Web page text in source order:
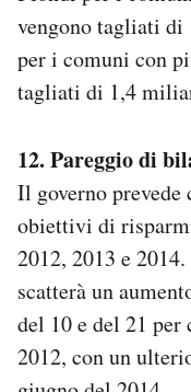
vengono tagliati
per i comuni con
tagliati di 1,4
12. Pareggio di
Il governo
obiettivi di
2012, 2013 e
scatterà un
del 10 e del 21 per
2012, con un